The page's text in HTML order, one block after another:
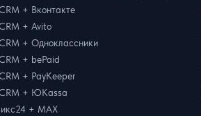
+ Вконтакте
+ Avito
+ Одноклассники
+ bePaid
+ PayKeeper
+ ЮKassa
+ MAX